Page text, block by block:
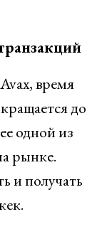
время
до
одной из
рынке.
и получать